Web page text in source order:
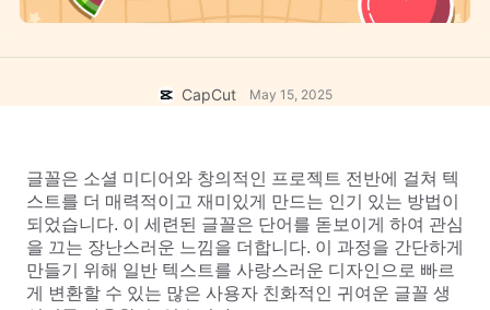
음성 인식
텍스트에서 음성으로
사용자 지정 음성
노이즈 제거
이미지
리소스
튜토리얼 가이드
주요 추천
템플릿 트렌드 및 팁
더 보기
CapCut 열기
CapCut May 15, 2025
글꼴은 소셜 미디어와 창의적인 프로젝트 전반에 걸쳐 텍
스트를 더 매력적이고 재미있게 만드는 인기 있는 방법이
되었습니다. 이 세련된 글꼴은 단어를 돋보이게 하여 관심
을 끄는 장난스러운 느낌을 더합니다. 이 과정을 간단하게
만들기 위해 일반 텍스트를 사랑스러운 디자인으로 빠르
게 변환할 수 있는 많은 사용자 친화적인 귀여운 글꼴 생